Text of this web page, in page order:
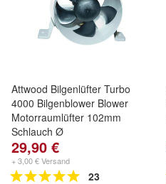
Attwood Bilgenlüfter Turbo
4000 Bilgenblower Blower
Motorraumlüfter 102mm
Schlauch Ø
29,90 €
+ 3,00 € Versand
23